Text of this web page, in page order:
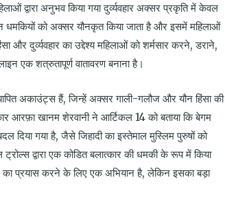
द्वारा अनुभव किया गया दुर्व्यवहार अक्सर प्रकृति में केवल
धमकियों को अक्सर यौनकृत किया जाता है और इसमें महिलाओं
और दुर्व्यवहार का उद्देश्य महिलाओं को शर्मसार करने, डराने,
एक शत्रुतापूर्ण वातावरण बनाना है।
अकाउंट्स हैं, जिन्हें अक्सर गाली-गलौज और यौन हिंसा की
आरफ़ा खानम शेरवानी ने आर्टिकल 14 को बताया कि बेगम
दिया गया है, जैसे जिहादी का इस्तेमाल मुस्लिम पुरुषों को
द्वारा एक कोडित बलात्कार की धमकी के रूप में किया
प्रयास करने के लिए एक अभियान है, लेकिन इसका बड़ा